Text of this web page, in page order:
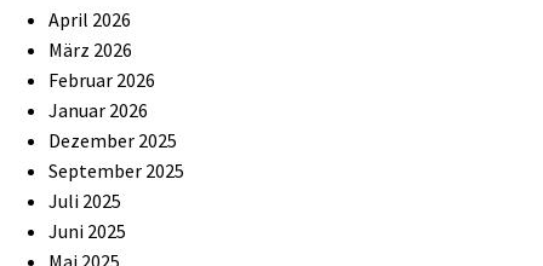
April 2026
März 2026
Februar 2026
Januar 2026
Dezember 2025
September 2025
Juli 2025
Juni 2025